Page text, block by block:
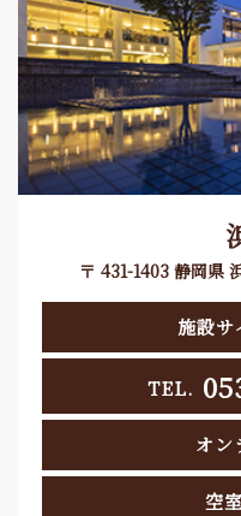
〒 431-1403 静岡県
施設サ
TEL.
オン
空